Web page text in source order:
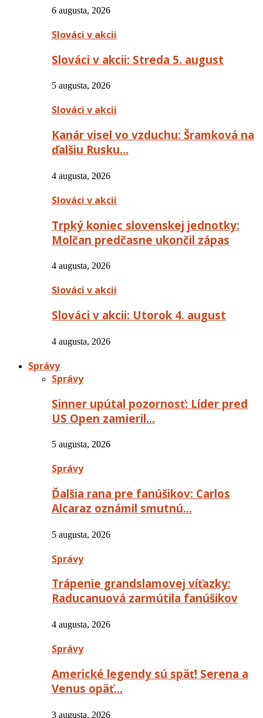
6 augusta, 2026
Slováci v akcii
Slováci v akcii: Streda 5. august
5 augusta, 2026
Slováci v akcii
Kanár visel vo vzduchu: Šramková na
ďalšiu Rusku…
4 augusta, 2026
Slováci v akcii
Trpký koniec slovenskej jednotky:
Molčan predčasne ukončil zápas
4 augusta, 2026
Slováci v akcii
Slováci v akcii: Utorok 4. august
4 augusta, 2026
Správy
Správy
Sinner upútal pozornosť: Líder pred
US Open zamieril…
5 augusta, 2026
Správy
Ďalšia rana pre fanúšikov: Carlos
Alcaraz oznámil smutnú…
5 augusta, 2026
Správy
Trápenie grandslamovej víťazky:
Raducanuová zarmútila fanúšikov
4 augusta, 2026
Správy
Americké legendy sú späť! Serena a
Venus opäť…
3 augusta, 2026